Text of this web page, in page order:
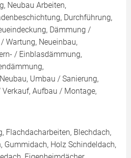
Neubau Arbeiten,
Durchführung,
Dämmung /
Wartung, Neueinbau,
/ Einblasdämmung,
Umbau / Sanierung,
Aufbau / Montage,
Flachdacharbeiten, Blechdach,
Gummidach, Holz Schindeldach,